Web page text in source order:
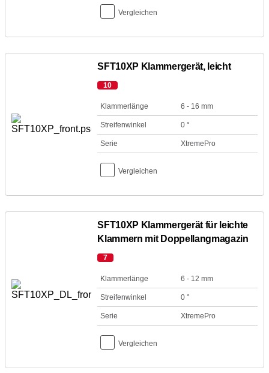
Vergleichen
SFT10XP Klammergerät, leicht
10
Klammerlänge 6 - 16 mm
Streifenwinkel 0 °
Serie XtremePro
Vergleichen
SFT10XP Klammergerät für leichte
Klammern mit Doppellangmagazin
7
Klammerlänge 6 - 12 mm
Streifenwinkel 0 °
Serie XtremePro
Vergleichen